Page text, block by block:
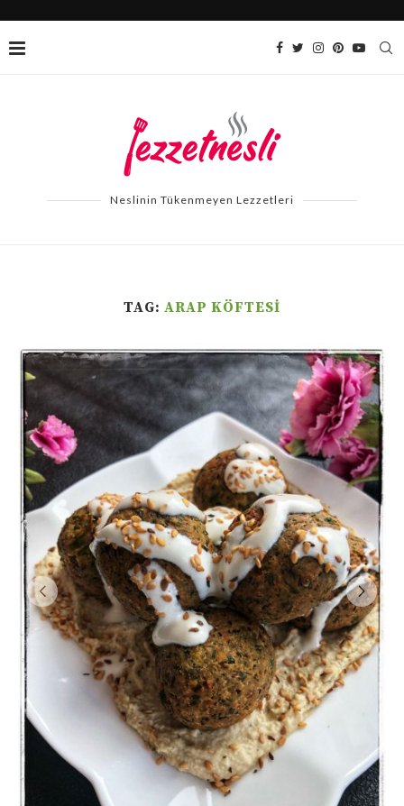
Neslinin Tükenmeyen Lezzetleri
TAG: ARAP KÖFTESI